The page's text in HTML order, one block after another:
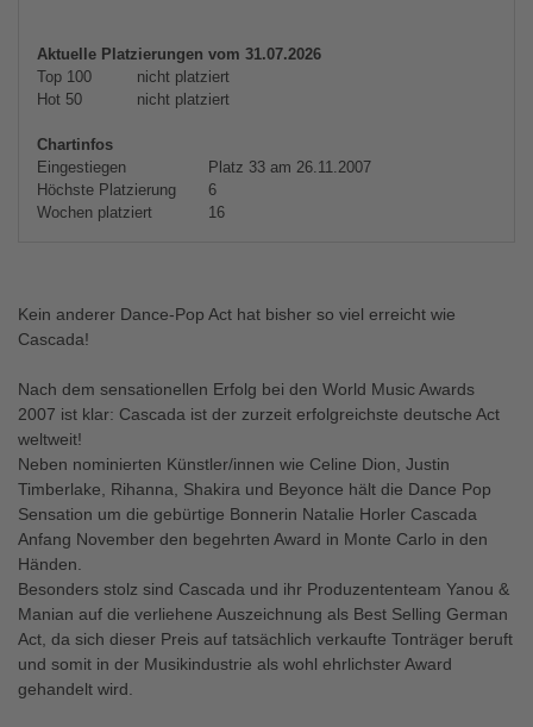
Aktuelle Platzierungen vom 31.07.2026
Top 100
nicht platziert
Hot 50
nicht platziert
Chartinfos
Eingestiegen
Platz 33 am 26.11.2007
Höchste Platzierung
6
Wochen platziert
16
Kein anderer Dance-Pop Act hat bisher so viel erreicht wie
Cascada!
Nach dem sensationellen Erfolg bei den World Music Awards
2007 ist klar: Cascada ist der zurzeit erfolgreichste deutsche Act
weltweit!
Neben nominierten Künstler/innen wie Celine Dion, Justin
Timberlake, Rihanna, Shakira und Beyonce hält die Dance Pop
Sensation um die gebürtige Bonnerin Natalie Horler Cascada
Anfang November den begehrten Award in Monte Carlo in den
Händen.
Besonders stolz sind Cascada und ihr Produzententeam Yanou &
Manian auf die verliehene Auszeichnung als Best Selling German
Act, da sich dieser Preis auf tatsächlich verkaufte Tonträger beruft
und somit in der Musikindustrie als wohl ehrlichster Award
gehandelt wird.